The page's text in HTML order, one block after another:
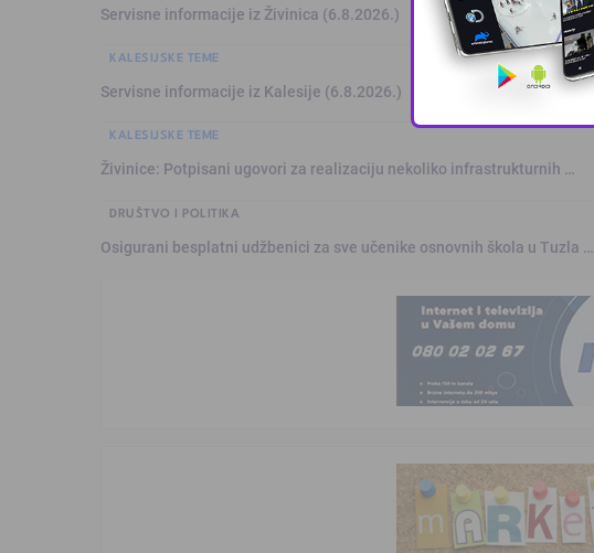
Servisne informacije iz Živinica (6.8.2026.)
KALESIJSKE TEME
Servisne informacije iz Kalesije (6.8.2026.)
KALESIJSKE TEME
Živinice: Potpisani ugovori za realizaciju nekoliko infrastrukturnih …
DRUŠTVO I POLITIKA
Osigurani besplatni udžbenici za sve učenike osnovnih škola u Tuzla …